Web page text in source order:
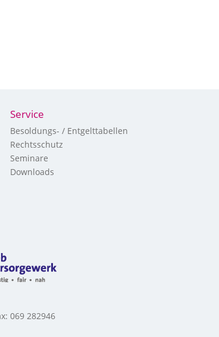
Service
Besoldungs- / Entgelttabellen
Rechtsschutz
Seminare
Downloads
069 282946